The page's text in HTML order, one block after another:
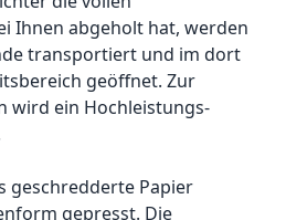
Ihnen abgeholt hat, werden
transportiert und im dort
geöffnet. Zur
wird ein Hochleistungs-
geschredderte Papier
gepresst. Die